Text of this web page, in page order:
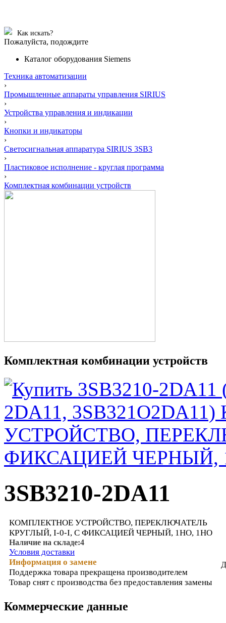
Как искать?
Пожалуйста, подождите
Каталог оборудования Siemens
Техника автоматизации
›
Промышленные аппараты управления SIRIUS
›
Устройства управления и индикации
›
Кнопки и индикаторы
›
Светосигнальная аппаратура SIRIUS 3SB3
›
Пластиковое исполнение - круглая программа
›
Комплектная комбинации устройств
Комплектная комбинации устройств
3SB3210-2DA11
КОМПЛЕКТНОЕ УСТРОЙСТВО, ПЕРЕКЛЮЧАТЕЛЬ
КРУГЛЫЙ, I-0-I, С ФИКСАЦИЕЙ ЧЕРНЫЙ, 1НO, 1НO
Наличие на складе:4
Условия доставки
Информация о замене
Поддержка товара прекращена производителем
Товар снят с производства без предоставления замены
Коммерческие данные